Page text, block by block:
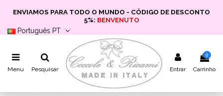
ENVIAMOS PARA TODO O MUNDO - CÓDIGO DE DESCONTO
5%: BENVENUTO
Português PT
Menu Pesquisar Entrar
0
Carrinho